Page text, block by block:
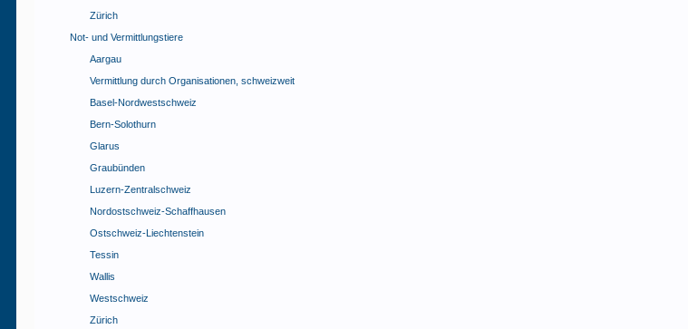
Zürich
Not- und Vermittlungstiere
Aargau
Vermittlung durch Organisationen, schweizweit
Basel-Nordwestschweiz
Bern-Solothurn
Glarus
Graubünden
Luzern-Zentralschweiz
Nordostschweiz-Schaffhausen
Ostschweiz-Liechtenstein
Tessin
Wallis
Westschweiz
Zürich